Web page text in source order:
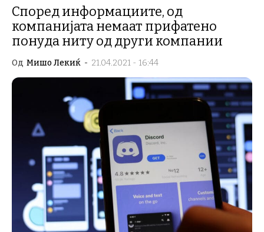
Според информациите, од
компанијата немаат прифатено
понуда ниту од други компании
Од Мишо Лекиќ - 21.04.2021 - 16:44